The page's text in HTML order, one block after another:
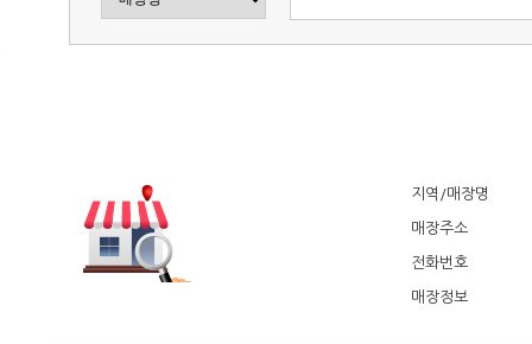
지역/매장명
매장주소
전화번호
매장정보